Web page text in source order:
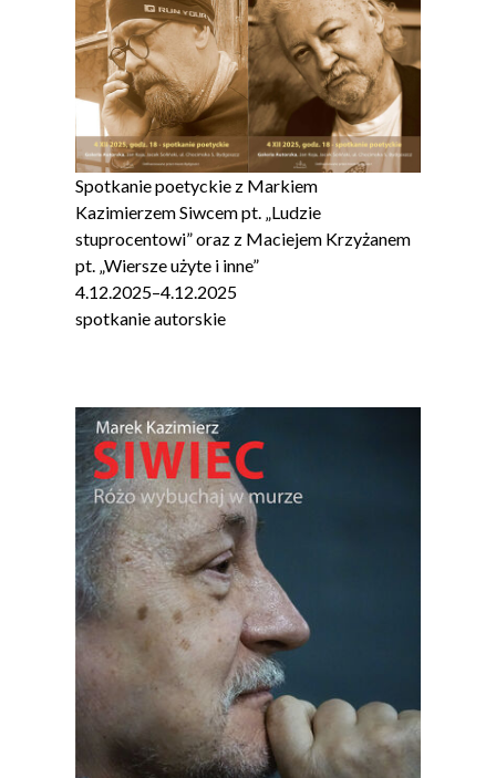
Spotkanie poetyckie z Markiem
Kazimierzem Siwcem pt. „Ludzie
stuprocentowi” oraz z Maciejem Krzyżanem
pt. „Wiersze użyte i inne”
4.12.2025–4.12.2025
spotkanie autorskie